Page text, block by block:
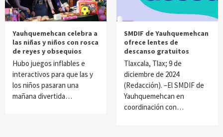
Yauhquemehcan celebra a
las niñas y niños con rosca
de reyes y obsequios
Hubo juegos inflables e
interactivos para que las y
los niños pasaran una
mañana divertida…
SMDIF de Yauhquemehcan
ofrece lentes de
descanso gratuitos
Tlaxcala, Tlax; 9 de
diciembre de 2024
(Redacción). –El SMDIF de
Yauhquemehcan en
coordinación con…